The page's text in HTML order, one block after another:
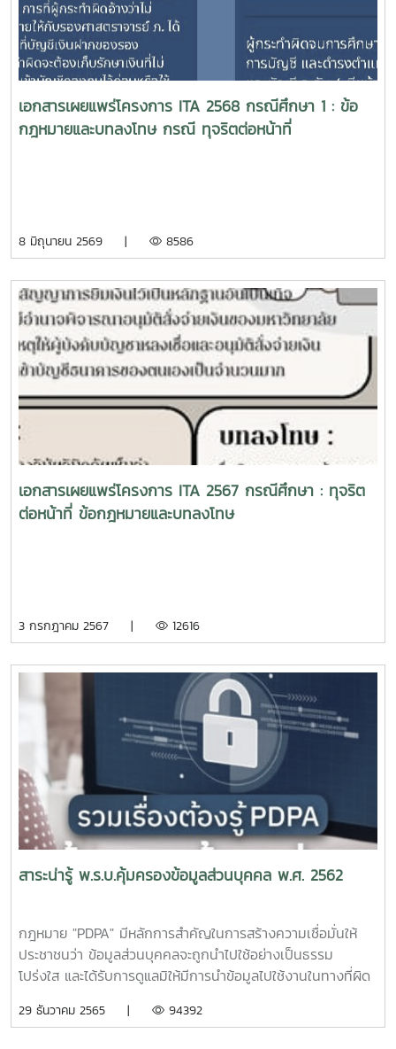
เอกสารเผยแพร่โครงการ ITA 2568 กรณีศึกษา 1 : ข้อ
กฎหมายและบทลงโทษ กรณี ทุจริตต่อหน้าที่
8 มิถุนายน 2569 | 8586
เอกสารเผยแพร่โครงการ ITA 2567 กรณีศึกษา : ทุจริต
ต่อหน้าที่ ข้อกฎหมายและบทลงโทษ
3 กรกฎาคม 2567 | 12616
สาระน่ารู้ พ.ร.บ.คุ้มครองข้อมูลส่วนบุคคล พ.ศ. 2562
กฎหมาย "PDPA" มีหลักการสำคัญในการสร้างความเชื่อมั่นให้
ประชาชนว่า ข้อมูลส่วนบุคคลจะถูกนำไปใช้อย่างเป็นธรรม
โปร่งใส และได้รับการดูแลมิให้มีการนำข้อมูลไปใช้งานในทางที่ผิด
ต้องมีการขออนุญาตจากเจ้าของข้อมูลหรือตามที่มีการบัญญัติไว้
29 ธันวาคม 2565 | 94392